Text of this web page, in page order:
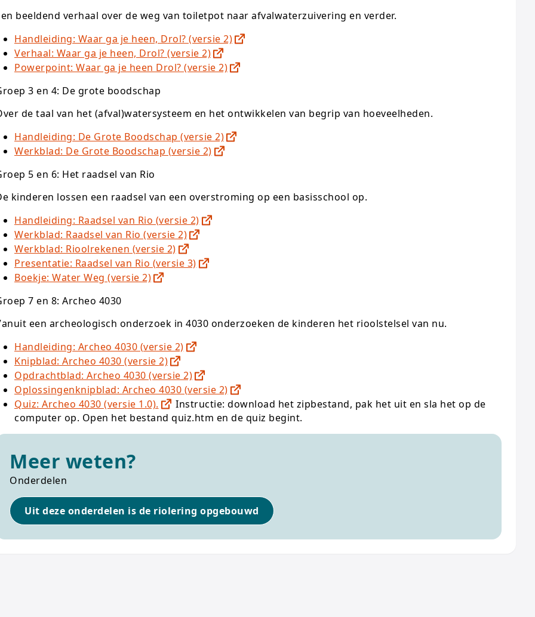
beeldend verhaal over de weg van toiletpot naar afvalwaterzuivering en verder.
Handleiding: Waar ga je heen, Drol? (versie 2)
Verhaal: Waar ga je heen, Drol? (versie 2)
Powerpoint: Waar ga je heen Drol? (versie 2)
3 en 4: De grote boodschap
de taal van het (afval)watersysteem en het ontwikkelen van begrip van hoeveelheden.
Handleiding: De Grote Boodschap (versie 2)
Werkblad: De Grote Boodschap (versie 2)
5 en 6: Het raadsel van Rio
kinderen lossen een raadsel van een overstroming op een basisschool op.
Handleiding: Raadsel van Rio (versie 2)
Werkblad: Raadsel van Rio (versie 2)
Werkblad: Rioolrekenen (versie 2)
Presentatie: Raadsel van Rio (versie 3)
Boekje: Water Weg (versie 2)
7 en 8: Archeo 4030
een archeologisch onderzoek in 4030 onderzoeken de kinderen het rioolstelsel van nu.
Handleiding: Archeo 4030 (versie 2)
Knipblad: Archeo 4030 (versie 2)
Opdrachtblad: Archeo 4030 (versie 2)
Oplossingenknipblad: Archeo 4030 (versie 2)
Quiz: Archeo 4030 (versie 1.0).
Instructie: download het zipbestand, pak het uit en sla het op de
computer op. Open het bestand quiz.htm en de quiz begint.
Meer weten?
Onderdelen
Uit deze onderdelen is de riolering opgebouwd